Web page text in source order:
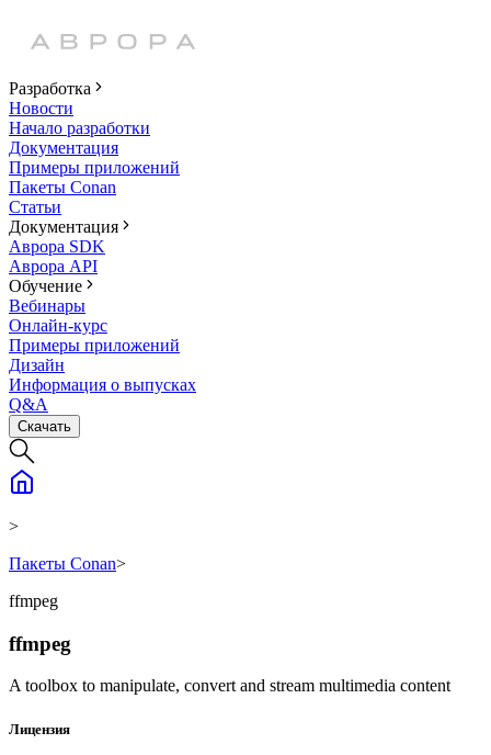
Разработка
Новости
Начало разработки
Документация
Примеры приложений
Пакеты Conan
Статьи
Документация
Аврора SDK
Аврора API
Обучение
Вебинары
Онлайн-курс
Примеры приложений
Дизайн
Информация о выпусках
Q&A
Скачать
>
Пакеты Conan>
ffmpeg
ffmpeg
A toolbox to manipulate, convert and stream multimedia content
Лицензия